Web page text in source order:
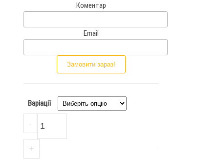
s
Коментар
Email
Замовити зараз!
Варіації
-
+